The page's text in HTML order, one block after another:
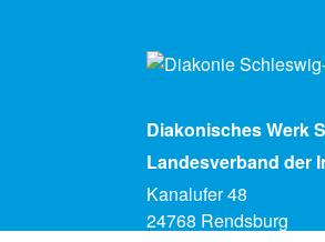
Diakonisches Werk
Landesverband der
Kanalufer 48
24768 Rendsburg